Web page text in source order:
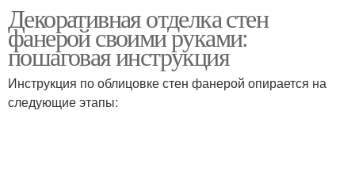
Декоративная отделка стен
фанерой своими руками:
пошаговая инструкция
Инструкция по облицовке стен фанерой опирается на
следующие этапы: